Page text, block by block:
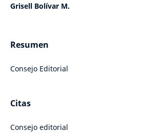
Grisell Bolívar M.
Resumen
Consejo Editorial
Citas
Consejo editorial